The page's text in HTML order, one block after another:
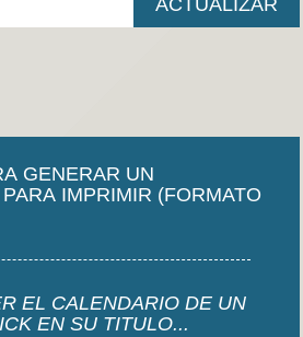
GENERAR UN
IMPRIMIR (FORMATO
EL CALENDARIO DE UN
EN SU TITULO...